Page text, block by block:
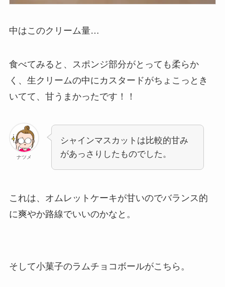
中はこのクリーム量…
食べてみると、スポンジ部分がとっても柔らか
く、生クリームの中にカスタードがちょこっとき
いてて、甘うまかったです！！
ナツメ
シャインマスカットは比較的甘み
があっさりしたものでした。
これは、オムレットケーキが甘いのでバランス的
に爽やか路線でいいのかなと。
そして小菓子のラムチョコボールがこちら。